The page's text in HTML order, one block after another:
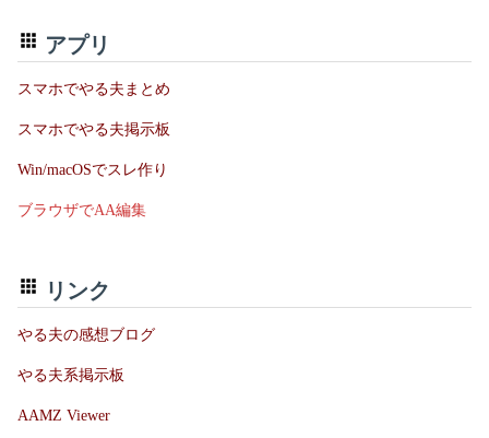
アプリ
スマホでやる夫まとめ
スマホでやる夫掲示板
Win/macOSでスレ作り
ブラウザでAA編集
リンク
やる夫の感想ブログ
やる夫系掲示板
AAMZ Viewer